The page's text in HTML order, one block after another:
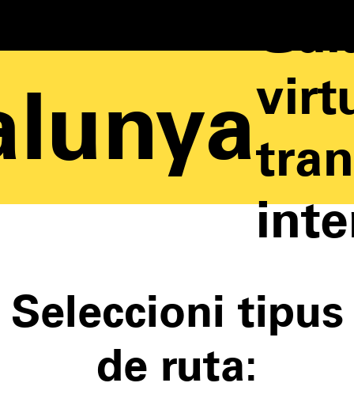
Seleccioni tipus
de ruta: